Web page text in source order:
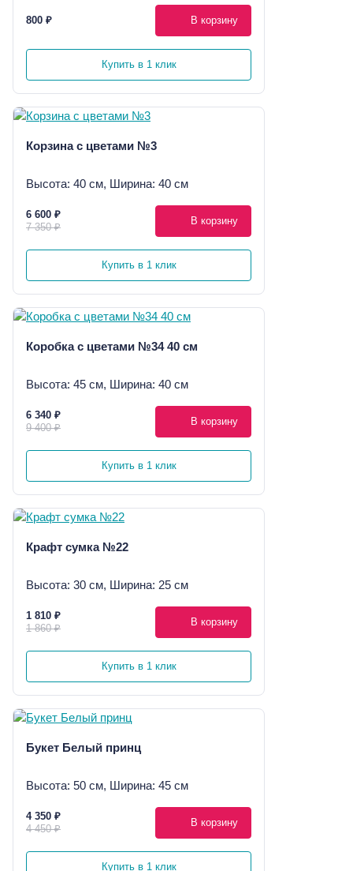
800 ₽ В корзину
Купить в 1 клик
Корзина с цветами №3
Высота: 40 см, Ширина: 40 см
6 600 ₽
7 350 ₽
В корзину
Купить в 1 клик
Коробка с цветами №34 40 см
Высота: 45 см, Ширина: 40 см
6 340 ₽
9 400 ₽
В корзину
Купить в 1 клик
Крафт сумка №22
Высота: 30 см, Ширина: 25 см
1 810 ₽
1 860 ₽
В корзину
Купить в 1 клик
Букет Белый принц
Высота: 50 см, Ширина: 45 см
4 350 ₽
4 450 ₽
В корзину
Купить в 1 клик